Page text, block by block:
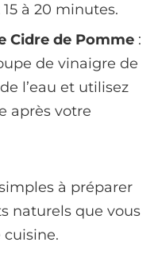
à 20 minutes.
Cidre de Pomme :
de vinaigre de
l’eau et utilisez
après votre
à préparer
naturels que vous